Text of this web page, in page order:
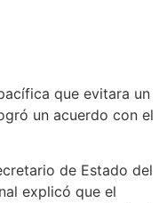
que evitara un
un acuerdo con el
de Estado del
explicó que el